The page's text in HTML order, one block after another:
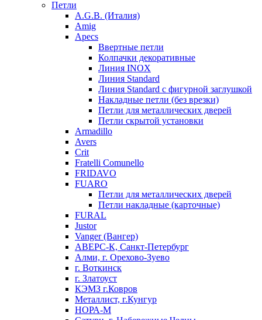
Петли
A.G.B. (Италия)
Amig
Apecs
Ввертные петли
Колпачки декоративные
Линия INOX
Линия Standard
Линия Standard с фигурной заглушкой
Накладные петли (без врезки)
Петли для металлических дверей
Петли скрытой установки
Armadillo
Avers
Crit
Fratelli Comunello
FRIDAVO
FUARO
Петли для металлических дверей
Петли накладные (карточные)
FURAL
Justor
Vanger (Вангер)
АВЕРС-К, Санкт-Петербург
Алми, г. Орехово-Зуево
г. Воткинск
г. Златоуст
КЭМЗ г.Ковров
Металлист, г.Кунгур
НОРА-М